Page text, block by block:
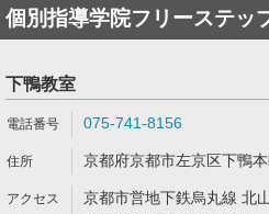
個別指導学院フリーステッ
下鴨教室
075-741-8156
京都府京都市左京区下鴨
京都市営地下鉄烏丸線 北